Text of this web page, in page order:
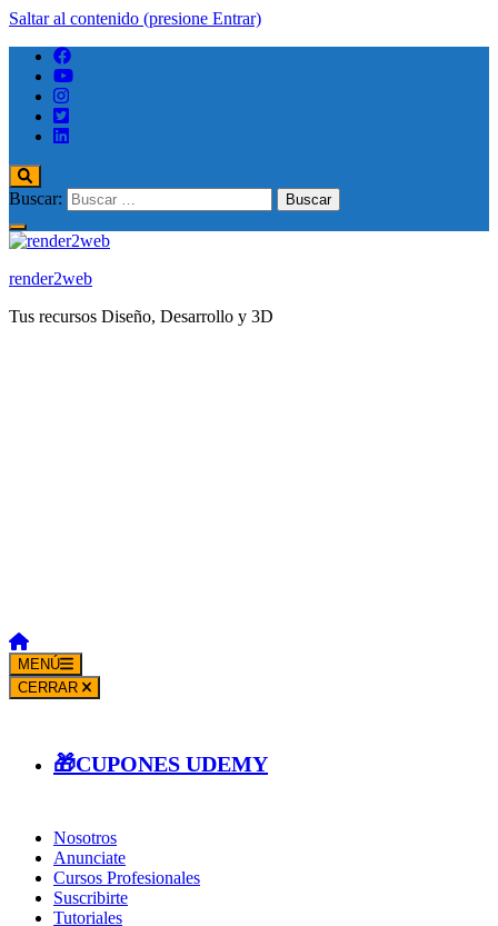
Saltar al contenido (presione Entrar)
Buscar:
render2web
Tus recursos Diseño, Desarrollo y 3D
MENÚ
CERRAR
🎁CUPONES UDEMY
Nosotros
Anunciate
Cursos Profesionales
Suscribirte
Tutoriales